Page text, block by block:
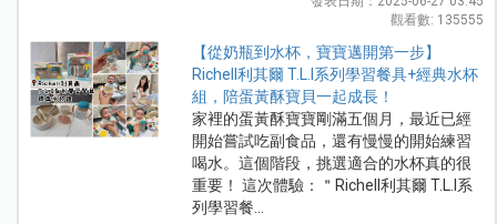
觀看數: 135555
【從奶瓶到水杯，寶寶邁開第一步】
Richell利其爾 T.L.I系列學習餐具+經典水杯
組，陪蛋黃酥寶貝一起成長！
家裡的蛋黃酥寶寶剛滿五個月，最近已經
開始嘗試吃副食品，還有慢慢的開始練習
喝水。這個階段，挑選適合的水杯真的很
重要！ 這次體驗：＂Richell利其爾 T.L.I系
列學習餐...